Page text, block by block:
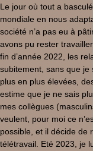
Le jour où tout a
mondiale en nous
société n’a pas eu à
avons pu rester
fin d’année 2022, les
subitement, sans que je
plus en plus élevées,
estime que je ne sais
mes collègues
veulent, pour moi ce
possible, et il décide de
télétravail. Eté 2023, je